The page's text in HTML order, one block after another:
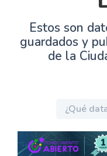
Estos son
guardados y
de la